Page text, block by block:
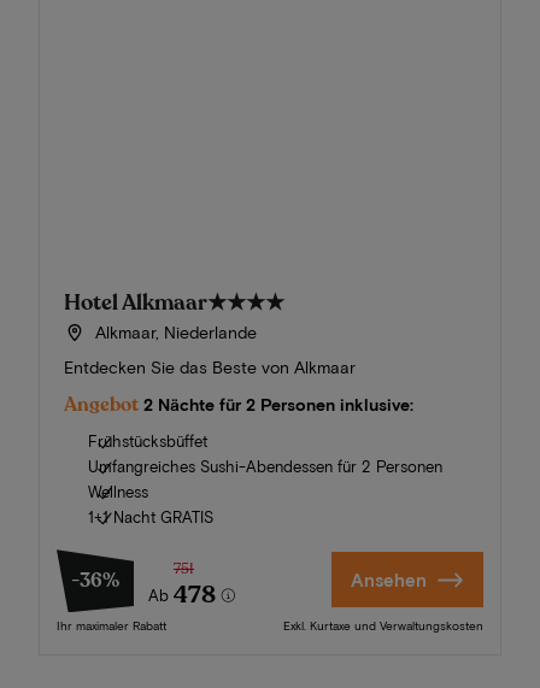
Hotel Alkmaar★★★★
Alkmaar, Niederlande
Entdecken Sie das Beste von Alkmaar
Angebot 2 Nächte für 2 Personen inklusive:
Frühstücksbüffet
Umfangreiches Sushi-Abendessen für 2 Personen
Wellness
1+1 Nacht GRATIS
-36%
Ab
751
478
Ihr maximaler Rabatt
Ansehen
Exkl. Kurtaxe und Verwaltungskosten